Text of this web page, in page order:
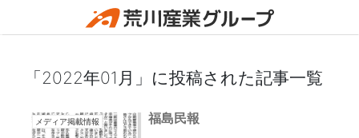
「2022年01月」に投稿された記事一覧
メディア掲載情報 福島民報